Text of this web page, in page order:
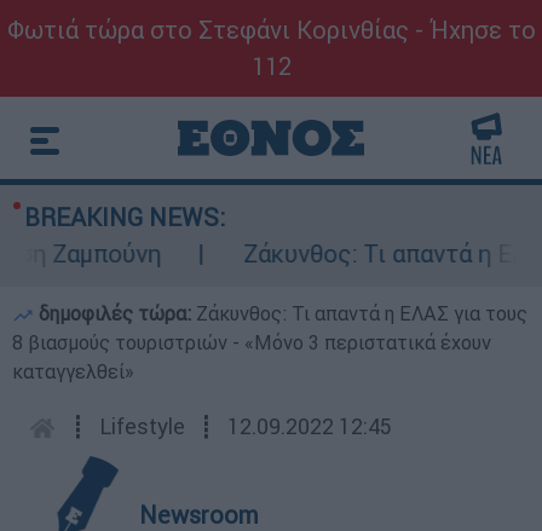
Φωτιά τώρα στο Στεφάνι Κορινθίας - Ήχησε το
112
BREAKING NEWS:
Ζάκυνθος: Τι απαντά η ΕΛΑΣ
δημοφιλές τώρα: Ζάκυνθος: Τι απαντά η ΕΛΑΣ για τους
8 βιασμούς τουριστριών - «Μόνο 3 περιστατικά έχουν
καταγγελθεί»
┋ Lifestyle ┋ 12.09.2022 12:45
Newsroom